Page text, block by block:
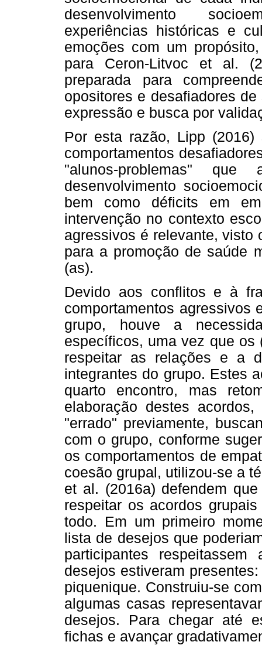
desenvolvimento
experiências históricas e
emoções com um
para Ceron-Litvoc et al.
preparada para
opositores e desafiadores
expressão e busca por
Por esta razão, Lipp
comportamentos
"alunos-problemas" que
desenvolvimento
bem como déficits em
intervenção no contexto
agressivos é relevante, visto
para a promoção de saúde
(as).
Devido aos conflitos e à
comportamentos agressivos
grupo, houve a
específicos, uma vez que os
respeitar as relações e a
integrantes do grupo. Estes
quarto encontro, mas
elaboração destes
"errado" previamente,
com o grupo, conforme
os comportamentos de
coesão grupal, utilizou-se a
et al. (2016a) defendem
respeitar os acordos
todo. Em um primeiro
lista de desejos que
participantes
desejos estiveram
piquenique. Construiu-se
algumas casas
desejos. Para chegar até
fichas e avançar